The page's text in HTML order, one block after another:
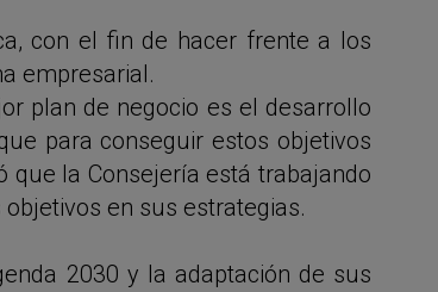
con el fin de hacer frente a los
empresarial.
plan de negocio es el desarrollo
para conseguir estos objetivos
que la Consejería está trabajando
en sus estrategias.
2030 y la adaptación de sus